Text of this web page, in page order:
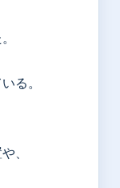
る。
、